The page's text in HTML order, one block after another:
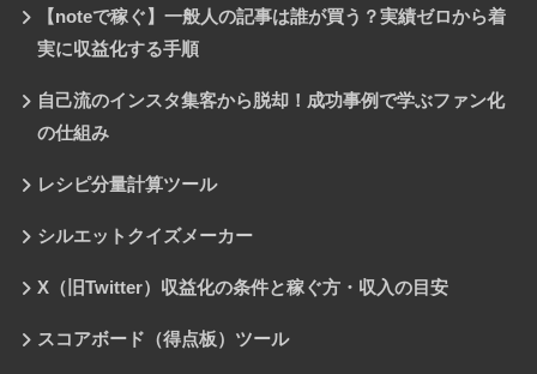
【noteで稼ぐ】一般人の記事は誰が買う？実績ゼロから着
実に収益化する手順
自己流のインスタ集客から脱却！成功事例で学ぶファン化
の仕組み
レシピ分量計算ツール
シルエットクイズメーカー
X（旧Twitter）収益化の条件と稼ぐ方・収入の目安
スコアボード（得点板）ツール